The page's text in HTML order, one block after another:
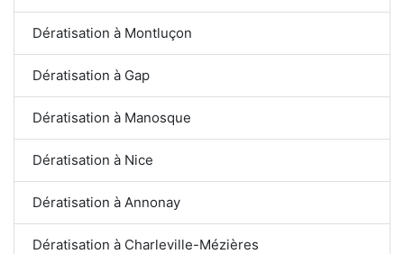
Dératisation à Montluçon
Dératisation à Gap
Dératisation à Manosque
Dératisation à Nice
Dératisation à Annonay
Dératisation à Charleville-Mézières